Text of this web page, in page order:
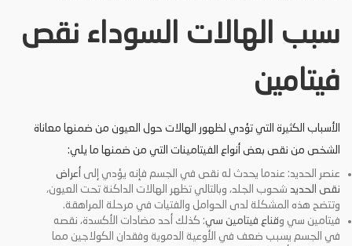
سبب الهالات السوداء نقص
فيتامين
الأسباب الكثيرة التي تؤدي لظهور الهالات حول العيون من ضمنها معاناة
الشخص من نقص بعض أنواع الفيتامينات التي من ضمنها ما يلي:
عنصر الحديد: عندما يحدث له نقص في الجسم فإنه يؤدي إلى أعراض
نقص الحديد شحوب الجلد، وبالتالي تظهر الهالات الداكنة تحت العيون،
وتتضح هذه المشكلة لدى الحوامل والفتيات في مرحلة المراهقة.
فيتامين سي وقناع فيتامين سي: كذلك أحد مضادات الأكسدة، نقصه
في الجسم يسبب ضعف في الأوعية الدموية وفقدان الكولاجين مما